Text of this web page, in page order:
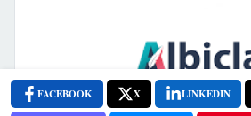
FACEBOOK X LINKEDIN